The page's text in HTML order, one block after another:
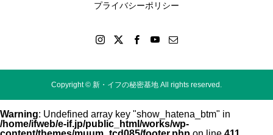
プライバシーポリシー
Copyright © 新・イフの秘密基地 All rights reserved.
Warning: Undefined array key "show_hatena_btm" in
/home/ifweb/e-if.jp/public_html/works/wp-